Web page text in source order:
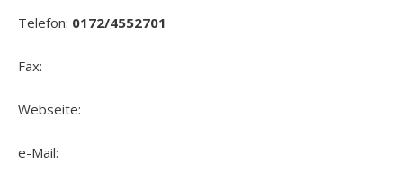
Telefon: 0172/4552701
Fax:
Webseite:
e-Mail: